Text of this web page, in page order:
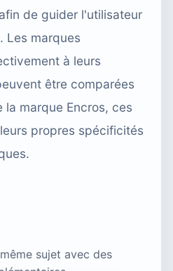
de guider l'utilisateur
Les marques
à leurs
être comparées
marque Encros, ces
propres spécificités
sujet avec des